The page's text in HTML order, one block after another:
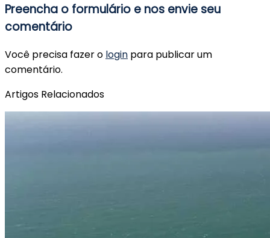
Preencha o formulário e nos envie seu
comentário
Você precisa fazer o login para publicar um
comentário.
Artigos Relacionados